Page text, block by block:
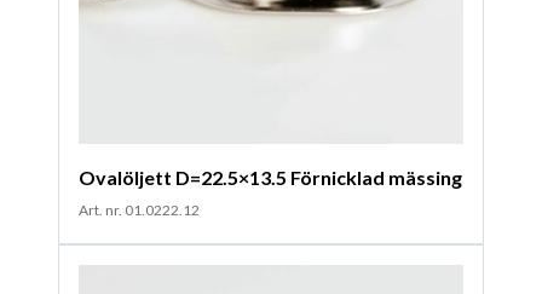
Ovalöljett D=22.5×13.5 Förnicklad mässing
Art. nr. 01.0222.12